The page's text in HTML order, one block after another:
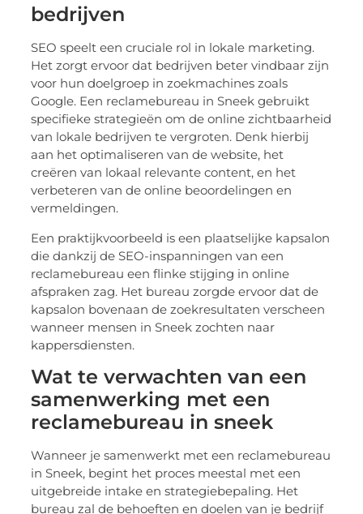
bedrijven
SEO speelt een cruciale rol in lokale marketing.
Het zorgt ervoor dat bedrijven beter vindbaar zijn
voor hun doelgroep in zoekmachines zoals
Google. Een reclamebureau in Sneek gebruikt
specifieke strategieën om de online zichtbaarheid
van lokale bedrijven te vergroten. Denk hierbij
aan het optimaliseren van de website, het
creëren van lokaal relevante content, en het
verbeteren van de online beoordelingen en
vermeldingen.
Een praktijkvoorbeeld is een plaatselijke kapsalon
die dankzij de SEO-inspanningen van een
reclamebureau een flinke stijging in online
afspraken zag. Het bureau zorgde ervoor dat de
kapsalon bovenaan de zoekresultaten verscheen
wanneer mensen in Sneek zochten naar
kappersdiensten.
Wat te verwachten van een
samenwerking met een
reclamebureau in sneek
Wanneer je samenwerkt met een reclamebureau
in Sneek, begint het proces meestal met een
uitgebreide intake en strategiebepaling. Het
bureau zal de behoeften en doelen van je bedrijf